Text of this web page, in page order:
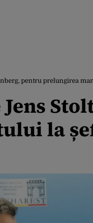
pentru prelungirea
la